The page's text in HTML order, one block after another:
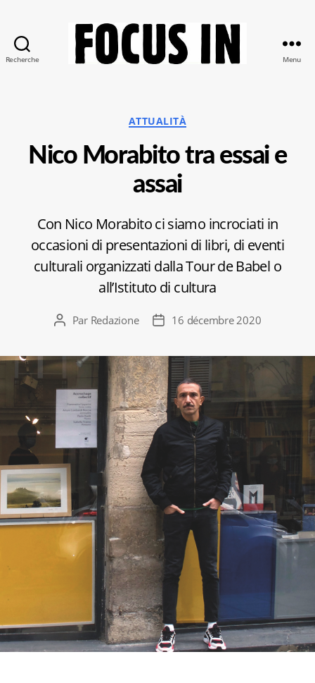
Recherche Menu
Catégories
ATTUALITÀ
Nico Morabito tra essai e
assai
Con Nico Morabito ci siamo incrociati in
occasioni di presentazioni di libri, di eventi
culturali organizzati dalla Tour de Babel o
all’Istituto di cultura
Auteur
Par Redazione
Date16 décembre 2020